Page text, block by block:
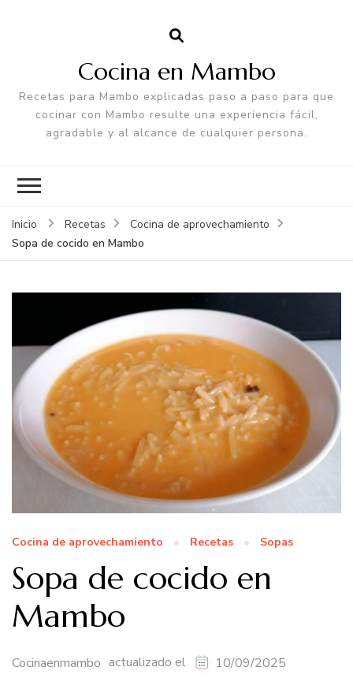
Cocina en Mambo
Recetas para Mambo explicadas paso a paso para que
cocinar con Mambo resulte una experiencia fácil,
agradable y al alcance de cualquier persona.
Inicio Recetas
Cocina de aprovechamiento
Sopa de cocido en Mambo
Cocina de aprovechamiento Recetas Sopas
Sopa de cocido en
Mambo
Cocinaenmambo actualizado el 10/09/2025